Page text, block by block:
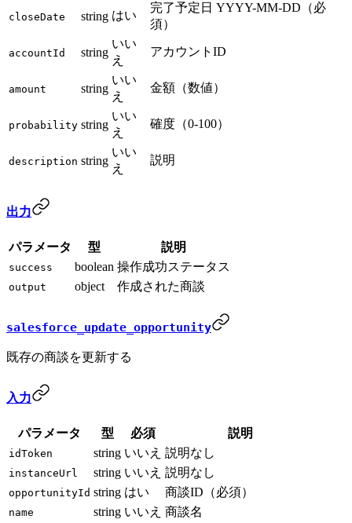
closeDate string はい
完了予定日 YYYY-MM-DD（必
須）
accountId string
いい
え
アカウントID
amount string
いい
え
金額（数値）
probability string
いい
え
確度（0-100）
description string
いい
え
説明
出力
パラメータ 型 説明
success boolean 操作成功ステータス
output object 作成された商談
salesforce_update_opportunity
既存の商談を更新する
入力
パラメータ 型 必須 説明
idToken string いいえ 説明なし
instanceUrl string いいえ 説明なし
opportunityId string はい 商談ID（必須）
name string いいえ 商談名